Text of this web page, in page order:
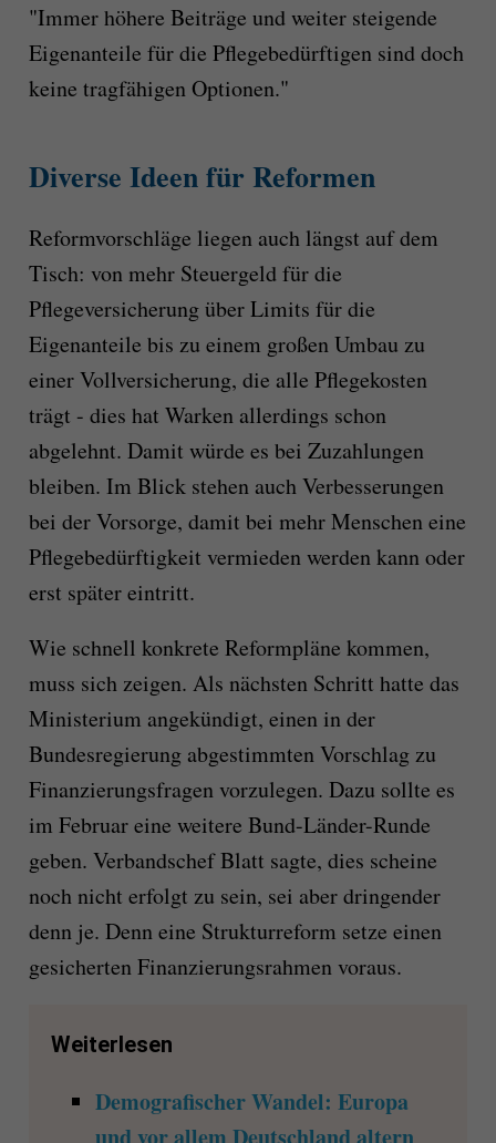
"Immer höhere Beiträge und weiter steigende
Eigenanteile für die Pflegebedürftigen sind doch
keine tragfähigen Optionen."
Diverse Ideen für Reformen
Reformvorschläge liegen auch längst auf dem
Tisch: von mehr Steuergeld für die
Pflegeversicherung über Limits für die
Eigenanteile bis zu einem großen Umbau zu
einer Vollversicherung, die alle Pflegekosten
trägt - dies hat Warken allerdings schon
abgelehnt. Damit würde es bei Zuzahlungen
bleiben. Im Blick stehen auch Verbesserungen
bei der Vorsorge, damit bei mehr Menschen eine
Pflegebedürftigkeit vermieden werden kann oder
erst später eintritt.
Wie schnell konkrete Reformpläne kommen,
muss sich zeigen. Als nächsten Schritt hatte das
Ministerium angekündigt, einen in der
Bundesregierung abgestimmten Vorschlag zu
Finanzierungsfragen vorzulegen. Dazu sollte es
im Februar eine weitere Bund-Länder-Runde
geben. Verbandschef Blatt sagte, dies scheine
noch nicht erfolgt zu sein, sei aber dringender
denn je. Denn eine Strukturreform setze einen
gesicherten Finanzierungsrahmen voraus.
Weiterlesen
Demografischer Wandel: Europa